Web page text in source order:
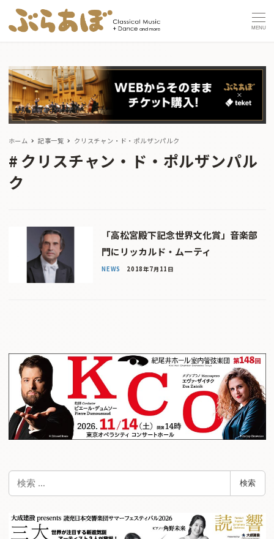
MENU
ホーム 記事一覧 クリスチャン・ド・ポルザンパルク
クリスチャン・ド・ポルザンパル
ク
「高松宮殿下記念世界文化賞」音楽部
門にリッカルド・ムーティ
NEWS 2018年7月11日
検
検索